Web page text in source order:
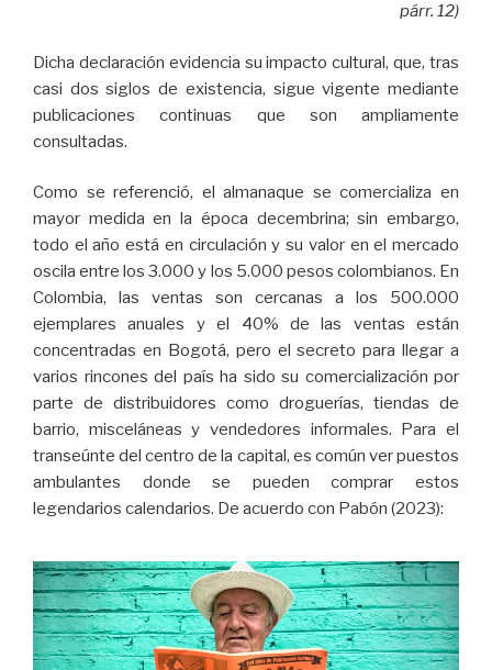
párr. 12)
Dicha declaración evidencia su impacto cultural, que, tras
casi dos siglos de existencia, sigue vigente mediante
publicaciones continuas que son ampliamente
consultadas.
Como se referenció, el almanaque se comercializa en
mayor medida en la época decembrina; sin embargo,
todo el año está en circulación y su valor en el mercado
oscila entre los 3.000 y los 5.000 pesos colombianos. En
Colombia, las ventas son cercanas a los 500.000
ejemplares anuales y el 40% de las ventas están
concentradas en Bogotá, pero el secreto para llegar a
varios rincones del país ha sido su comercialización por
parte de distribuidores como droguerías, tiendas de
barrio, misceláneas y vendedores informales. Para el
transeúnte del centro de la capital, es común ver puestos
ambulantes donde se pueden comprar estos
legendarios calendarios. De acuerdo con Pabón (2023):